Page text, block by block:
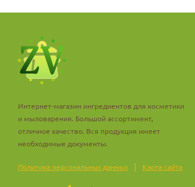
Интернет-магазин ингредиентов для косметики
и мыловарения. Большой ассортимент,
отличное качество. Вся продукция имеет
необходимые документы.
Политика персональных данных | Карта сайта